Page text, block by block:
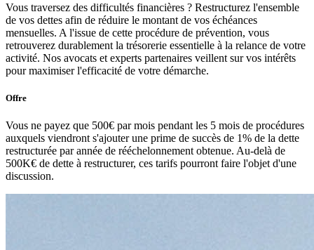
Vous traversez des difficultés financières ? Restructurez l'ensemble
de vos dettes afin de réduire le montant de vos échéances
mensuelles. A l'issue de cette procédure de prévention, vous
retrouverez durablement la trésorerie essentielle à la relance de votre
activité. Nos avocats et experts partenaires veillent sur vos intérêts
pour maximiser l'efficacité de votre démarche.
Offre
Vous ne payez que 500€ par mois pendant les 5 mois de procédures
auxquels viendront s'ajouter une prime de succès de 1% de la dette
restructurée par année de rééchelonnement obtenue. Au-delà de
500K€ de dette à restructurer, ces tarifs pourront faire l'objet d'une
discussion.